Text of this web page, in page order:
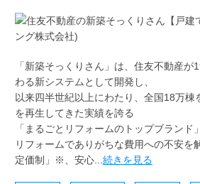
「新築そっくりさん」は、住友不動産
わる新システムとして開発し、
以来四半世紀以上にわたり、全国18万棟
を再生してきた実績を誇る
「まるごとリフォームのトップブランド
リフォームでありがちな費用への不安を
定価制」※、安心...続きを見る